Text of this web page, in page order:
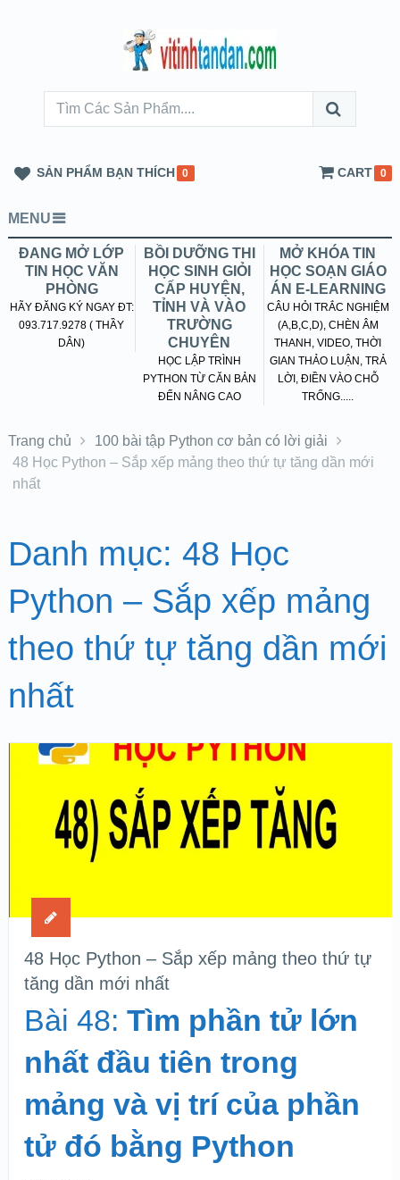
SẢN PHẨM BẠN THÍCH 0 CART 0
MENU
ĐANG MỞ LỚP
TIN HỌC VĂN
PHÒNG
HÃY ĐĂNG KÝ NGAY ĐT:
093.717.9278 ( THẦY
DÂN)
BỒI DƯỠNG THI
HỌC SINH GIỎI
CẤP HUYỆN,
TỈNH VÀ VÀO
TRƯỜNG
CHUYÊN
HỌC LẬP TRÌNH
PYTHON TỪ CĂN BẢN
ĐẾN NÂNG CAO
MỞ KHÓA TIN
HỌC SOẠN GIÁO
ÁN E-LEARNING
CÂU HỎI TRẮC NGHIỆM
(A,B,C,D), CHÈN ÂM
THANH, VIDEO, THỜI
GIAN THẢO LUẬN, TRẢ
LỜI, ĐIỀN VÀO CHỖ
TRỐNG.....
Trang chủ
100 bài tập Python cơ bản có lời giải
48 Học Python – Sắp xếp mảng theo thứ tự tăng dần mới
nhất
Danh mục: 48 Học
Python – Sắp xếp mảng
theo thứ tự tăng dần mới
nhất
48 Học Python – Sắp xếp mảng theo thứ tự
tăng dần mới nhất
Bài 48: Tìm phần tử lớn
nhất đầu tiên trong
mảng và vị trí của phần
tử đó bằng Python